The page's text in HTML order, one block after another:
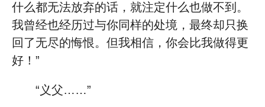
什么都无法放弃的话，就注定什么也做不到。
我曾经也经历过与你同样的处境，最终却只换
回了无尽的悔恨。但我相信，你会比我做得更
好！”
“义父……”